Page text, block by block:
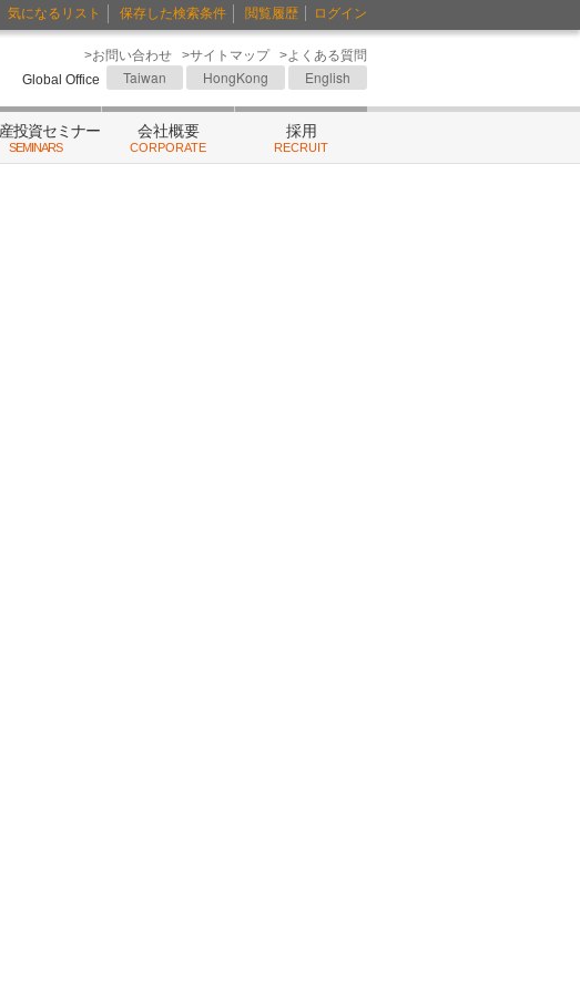
気になるリスト 保存した検索条件 閲覧履歴 ログイン
>お問い合わせ >サイトマップ
>よくある質問
Global Office
Taiwan HongKong English
投資セミナー
SEMINARS
会社概要
CORPORATE
採用
RECRUIT